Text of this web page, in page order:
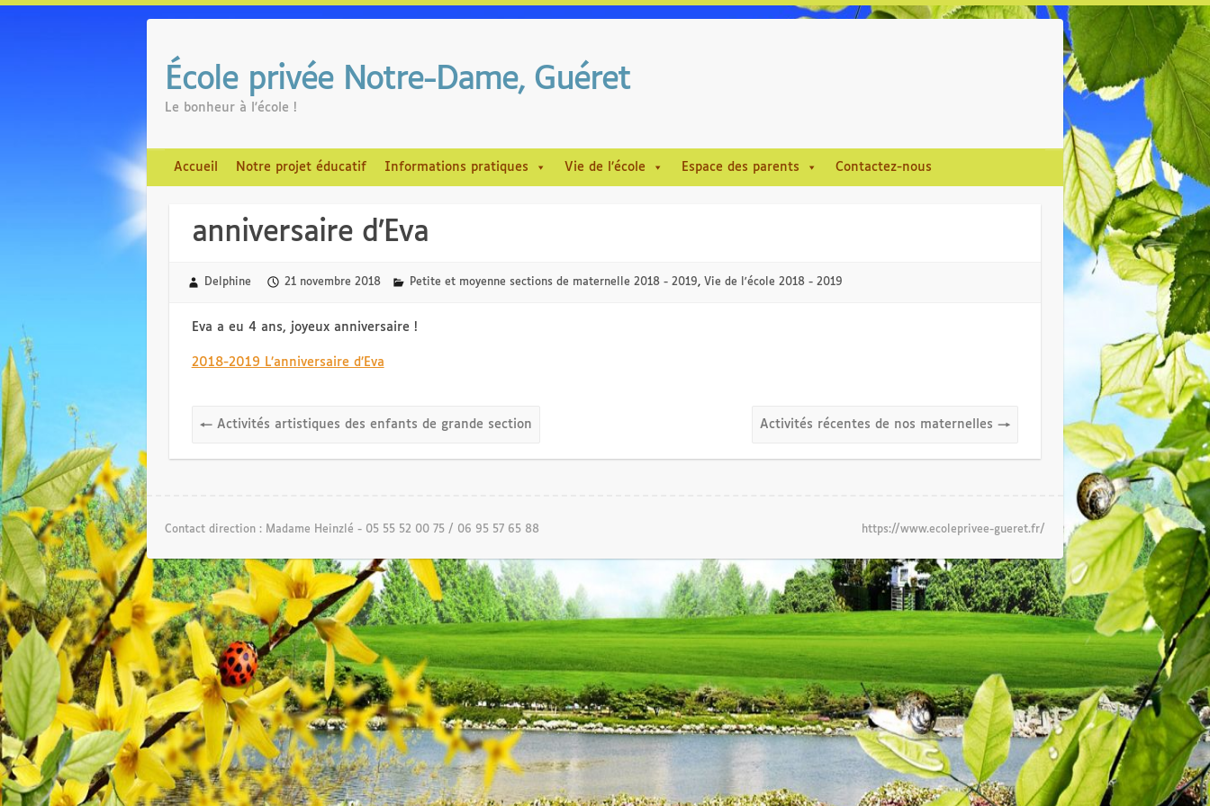
École privée Notre-Dame, Guéret
Le bonheur à l'école !
Accueil Notre projet éducatif Informations pratiques Vie de l’école Espace des parents Contactez-nous
anniversaire d’Eva
Delphine 21 novembre 2018 Petite et moyenne sections de maternelle 2018 - 2019, Vie de l'école 2018 - 2019
Eva a eu 4 ans, joyeux anniversaire !
2018-2019 L’anniversaire d’Eva
←Activités artistiques des enfants de grande section Activités récentes de nos maternelles→
Contact direction : Madame Heinzlé - 05 55 52 00 75 / 06 95 57 65 88 https://www.ecoleprivee-gueret.fr/